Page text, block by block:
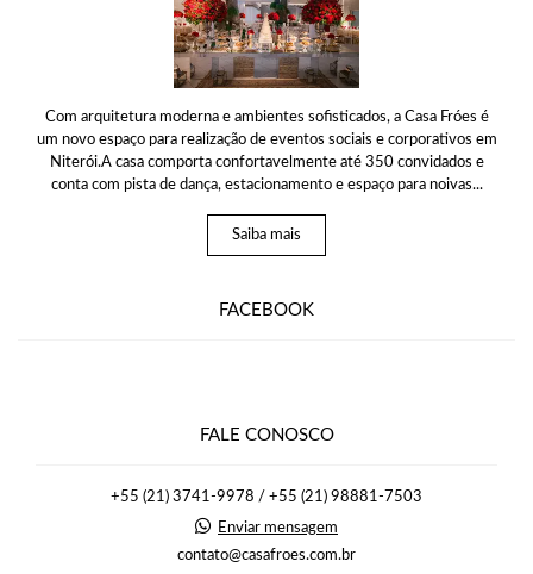
Com arquitetura moderna e ambientes sofisticados, a Casa Fróes é
um novo espaço para realização de eventos sociais e corporativos em
Niterói.A casa comporta confortavelmente até 350 convidados e
conta com pista de dança, estacionamento e espaço para noivas...
Saiba mais
FACEBOOK
FALE CONOSCO
+55 (21) 3741-9978 / +55 (21) 98881-7503
Enviar mensagem
contato@casafroes.com.br